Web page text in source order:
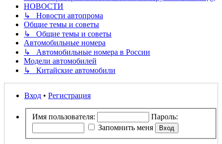
НОВОСТИ
↳ Новости автопрома
Общие темы и советы
↳ Общие темы и советы
Автомобильные номера
↳ Автомобильные номера в России
Модели автомобилей
↳ Китайские автомобили
Вход • Регистрация
Имя пользователя:
Пароль:
Запомнить меня